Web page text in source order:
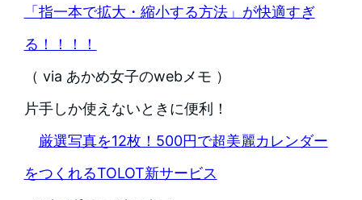
「指一本で拡大・縮小する方法」が快適すぎ
る！！！！
（ via あかめ女子のwebメモ ）
片手しか使えないときに便利！
厳選写真を12枚！500円で超美麗カレンダー
をつくれるTOLOT新サービス